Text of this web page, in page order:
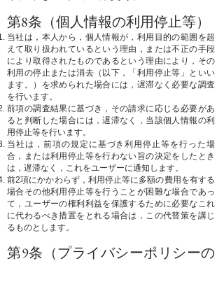
第8条（個人情報の利用停止等）
当社は，本人から，個人情報が，利用目的の範囲を超
えて取り扱われているという理由，または不正の手段
により取得されたものであるという理由により，その
利用の停止または消去（以下，「利用停止等」といい
ます。）を求められた場合には，遅滞なく必要な調査
を行います。
前項の調査結果に基づき，その請求に応じる必要があ
ると判断した場合には，遅滞なく，当該個人情報の利
用停止等を行います。
当社は，前項の規定に基づき利用停止等を行った場
合，または利用停止等を行わない旨の決定をしたとき
は，遅滞なく，これをユーザーに通知します。
前2項にかかわらず，利用停止等に多額の費用を有する
場合その他利用停止等を行うことが困難な場合であっ
て，ユーザーの権利利益を保護するために必要なこれ
に代わるべき措置をとれる場合は，この代替策を講じ
るものとします。
第9条（プライバシーポリシーの